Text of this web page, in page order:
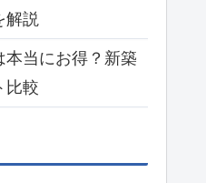
解説
当にお得？新築
比較